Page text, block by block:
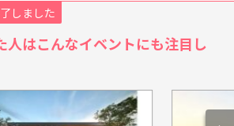
しました
はこんなイベントにも注目し